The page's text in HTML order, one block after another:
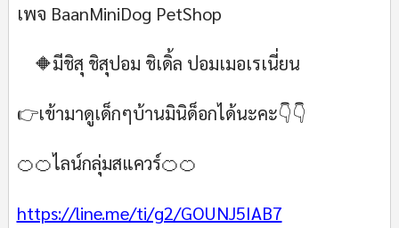
เพจ BaanMiniDog PetShop
🔶มีชิสุ ชิสุปอม ชิเดิ้ล ปอมเมอเรเนี่ยน
👉เข้ามาดูเด็กๆบ้านมินิด็อกได้นะคะ👇👇
🍊🍊ไลน์กลุ่มสแควร์🍊🍊
https://line.me/ti/g2/GOUNJ5IAB7